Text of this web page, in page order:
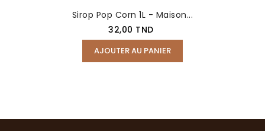
Sirop Pop Corn 1L - Maison...
Prix
32,00 TND
AJOUTER AU PANIER